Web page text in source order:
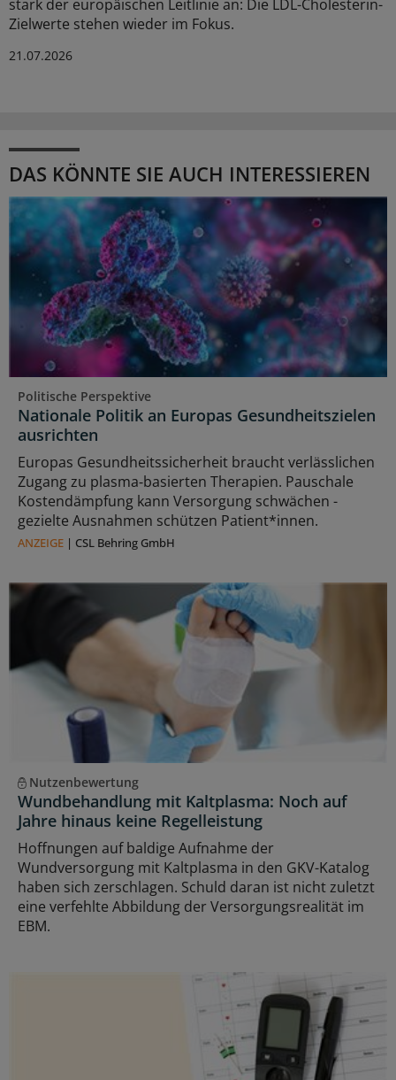
stark der europäischen Leitlinie an: Die LDL-Cholesterin-
Zielwerte stehen wieder im Fokus.
21.07.2026
DAS KÖNNTE SIE AUCH INTERESSIEREN
Politische Perspektive
Nationale Politik an Europas Gesundheitszielen
ausrichten
Europas Gesundheitssicherheit braucht verlässlichen
Zugang zu plasma‑basierten Therapien. Pauschale
Kostendämpfung kann Versorgung schwächen -
gezielte Ausnahmen schützen Patient*innen.
ANZEIGE | CSL Behring GmbH
Nutzenbewertung
Wundbehandlung mit Kaltplasma: Noch auf
Jahre hinaus keine Regelleistung
Hoffnungen auf baldige Aufnahme der
Wundversorgung mit Kaltplasma in den GKV-Katalog
haben sich zerschlagen. Schuld daran ist nicht zuletzt
eine verfehlte Abbildung der Versorgungsrealität im
EBM.